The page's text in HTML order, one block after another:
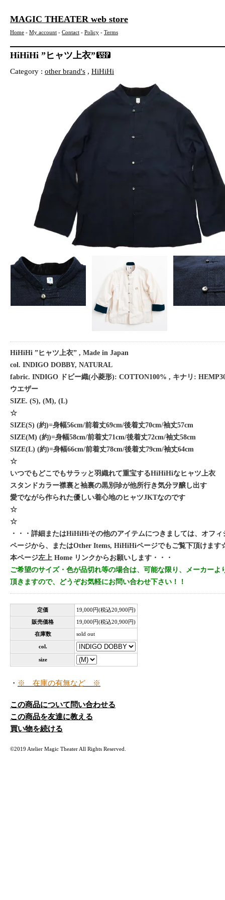
MAGIC THEATER web store
Home - My account - Contact - Policy - Terms
HiHiHi ”ヒャツ上衣”
Category : other brand's , HiHiHi
HiHiHi ”ヒャツ上衣” , Made in Japan
col. INDIGO DOBBY, NATURAL
fabric. INDIGO ドビー織(小菱形): COTTON100% , キナリ:
ウエザー
SIZE. (S), (M), (L)
☆
SIZE(S) (約)=身幅56cm/前着丈69cm/後着丈70cm/袖丈57cm
SIZE(M) (約)=身幅58cm/前着丈71cm/後着丈72cm/袖丈58cm
SIZE(L) (約)=身幅66cm/前着丈78cm/後着丈79cm/袖丈64cm
☆
いつでもどこでもサラッと羽織れて重宝するHiHiHiなヒャツ上衣
スタンドカラー襟裏と袖裏の黒別珍が他所行き気分ヲ醸し出す
愛でながら作られた優しい着心地のヒャツJKTなのです
☆
☆
・・・詳細またはHiHiHiその他のアイテムにつきましては、オフィ
ページから、またはOther Items, HiHiHiページでもご覧下頂けま
本ページ左上 Home リンクからお願いします・・・
ご希望のサイズ・色が品切れ等の場合は、可能な限り、メーカーよ
頂きますので、どうぞお気軽にお問い合わせ下さい！！
定価
19,000円(税込20,900円)
販売価格
19,000円(税込20,900円)
在庫数
sold out
col.
size
・ ※ 在庫の有無など ※
この商品について問い合わせる
この商品を友達に教える
買い物を続ける
©2019 Atelier Magic Theater All Rights Reserved.